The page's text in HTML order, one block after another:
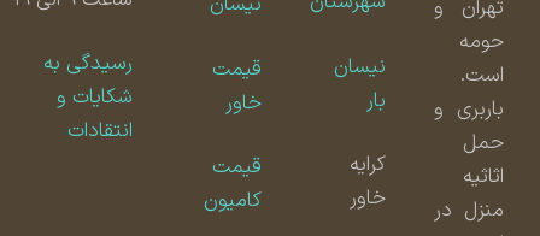
تهران و
حومه
است.
باربری و
حمل
اثاثیه
منزل در
نیسان
قیمت
قیمت
کامیون
رسیدگی به
شکایات و
انتقادات